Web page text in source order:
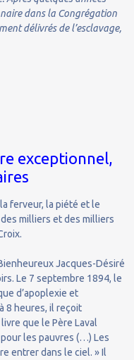
dans la Congrégation
délivrés de l’esclavage,
exceptionnel,
ferveur, la piété et le
milliers et des milliers
Jacques-Désiré
Le 7 septembre 1894, le
d’apoplexie et
8 heures, il reçoit
que le Père Laval
les pauvres (…) Les
entrer dans le ciel. » Il